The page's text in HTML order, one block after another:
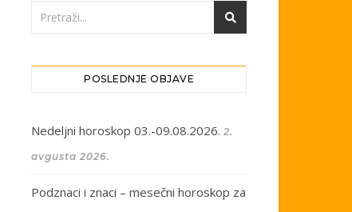
POSLEDNJE OBJAVE
Nedeljni horoskop 03.-09.08.2026. 2.
avgusta 2026.
Podznaci i znaci – mesečni horoskop za